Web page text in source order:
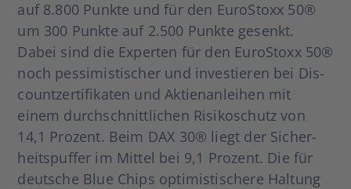
auf 8.800 Punk­te und für den Euro­S­to­xx 50®
um 300 Punk­te auf 2.500 Punk­te gesenkt.
Dabei sind die Exper­ten für den Euro­S­to­xx 50®
noch pes­si­mis­ti­scher und inves­tie­ren bei Dis­
count­zer­ti­fi­ka­ten und Akti­en­an­lei­hen mit
einem durch­schnitt­li­chen Risi­ko­schutz von
14,1 Pro­zent. Beim DAX 30® liegt der Sicher­
heits­puf­fer im Mit­tel bei 9,1 Pro­zent. Die für
deut­sche Blue Chips opti­mis­ti­sche­re Hal­tung